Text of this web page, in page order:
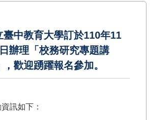
臺中教育大學訂於110年11
辦理「校務研究專題講
，歡迎踴躍報名參加。
訊如下：